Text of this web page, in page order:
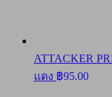
ATTACKER
แดง ฿95.00